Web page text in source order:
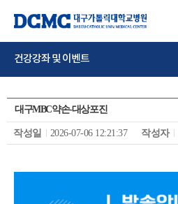
건강강좌 및 이벤트
대구MBC약손-대상포진
작성일 2026-07-06 12:21:37 작성자